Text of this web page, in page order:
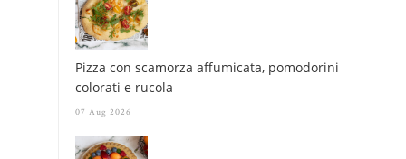
Pizza con scamorza affumicata, pomodorini
colorati e rucola
07 Aug 2026